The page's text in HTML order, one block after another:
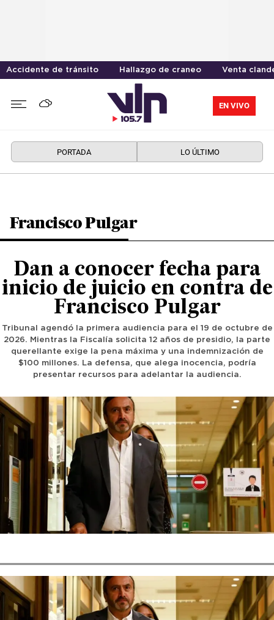
Accidente de tránsito Hallazgo de craneo Venta
EN VIVO
PORTADA LO ÚLTIMO
Francisco Pulgar
Dan a conocer fecha para
inicio de juicio en contra de
Francisco Pulgar
Tribunal agendó la primera audiencia para el 19 de octubre de
2026. Mientras la Fiscalía solicita 12 años de presidio, la parte
querellante exige la pena máxima y una indemnización de
$100 millones. La defensa, que alega inocencia, podría
presentar recursos para adelantar la audiencia.